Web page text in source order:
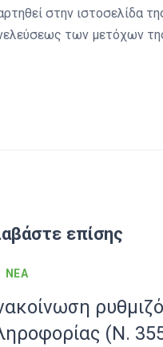
στην ιστοσελίδα
των μετόχων της
επίσης
POST CATEGORY
ΝΈΑ
(Ν.